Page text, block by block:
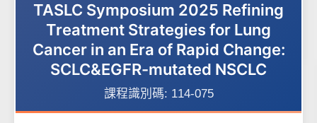
TASLC Symposium 2025 Refining
Treatment Strategies for Lung
Cancer in an Era of Rapid Change:
SCLC&EGFR-mutated NSCLC
課程識別碼: 114-075